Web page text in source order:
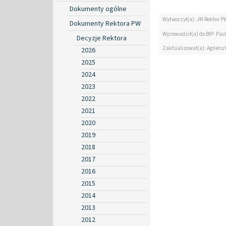
Dokumenty ogólne
Dokumenty Rektora PW
Decyzje Rektora
2026
2025
2024
2023
2022
2021
2020
2019
2018
2017
2016
2015
2014
2013
2012
Wytworzył(a): JM Rektor
Wprowadził(a) do BIP:
Zaktualizował(a):